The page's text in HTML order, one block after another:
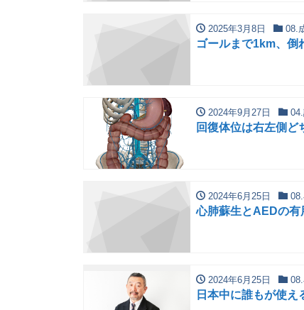
2025年3月8日 08.
ゴールまで1km、
2024年9月27日 04.
回復体位は右左側ど
2024年6月25日 08.
心肺蘇生とAEDの有
2024年6月25日 08.
日本中に誰もが使